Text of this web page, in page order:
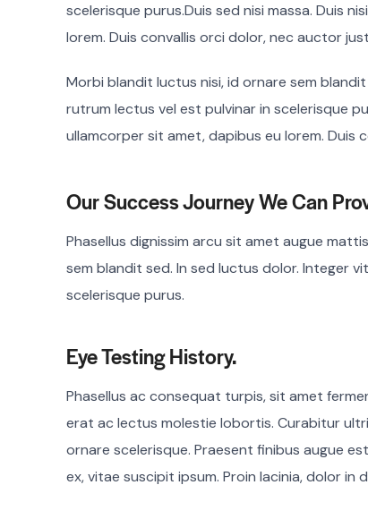
scelerisque purus.Duis sed nisi massa. Duis
lorem. Duis convallis orci dolor, nec auctor
Morbi blandit luctus nisi, id ornare sem
rutrum lectus vel est pulvinar in scelerisque
ullamcorper sit amet, dapibus eu lorem. Duis
Our Success Journey We Can
Phasellus dignissim arcu sit amet augue
sem blandit sed. In sed luctus dolor. Integer
scelerisque purus.
Eye Testing History.
Phasellus ac consequat turpis, sit amet
erat ac lectus molestie lobortis. Curabitur
ornare scelerisque. Praesent finibus augue
ex, vitae suscipit ipsum. Proin lacinia, dolor in